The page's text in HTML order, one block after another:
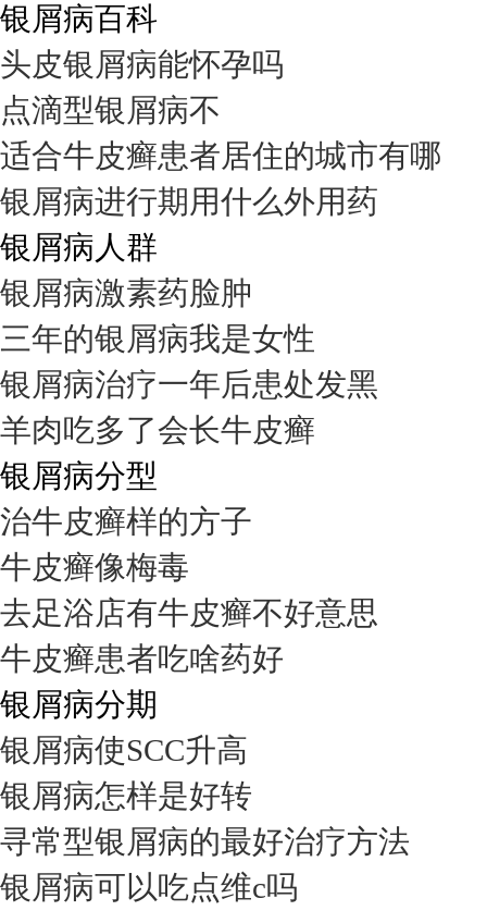
银屑病百科
头皮银屑病能怀孕吗
点滴型银屑病不
适合牛皮癣患者居住的城市有哪
银屑病进行期用什么外用药
银屑病人群
银屑病激素药脸肿
三年的银屑病我是女性
银屑病治疗一年后患处发黑
羊肉吃多了会长牛皮癣
银屑病分型
治牛皮癣样的方子
牛皮癣像梅毒
去足浴店有牛皮癣不好意思
牛皮癣患者吃啥药好
银屑病分期
银屑病使SCC升高
银屑病怎样是好转
寻常型银屑病的最好治疗方法
银屑病可以吃点维c吗